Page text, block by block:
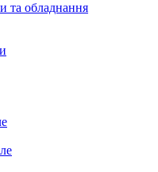
та обладнання